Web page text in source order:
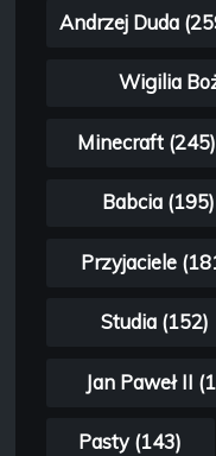
Andrzej Duda
Wigilia
Minecraft (245)
Babcia (195)
Przyjaciele
Studia (152)
Jan Paweł II
Pasty (143)